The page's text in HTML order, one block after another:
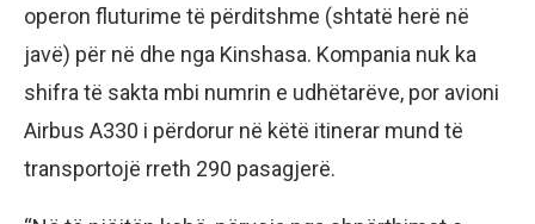
operon fluturime të përditshme (shtatë herë në
javë) për në dhe nga Kinshasa. Kompania nuk ka
shifra të sakta mbi numrin e udhëtarëve, por avioni
Airbus A330 i përdorur në këtë itinerar mund të
transportojë rreth 290 pasagjerë.